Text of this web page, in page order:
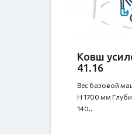
Ковш
41.16
Вес базовой
H 1700 мм
140..